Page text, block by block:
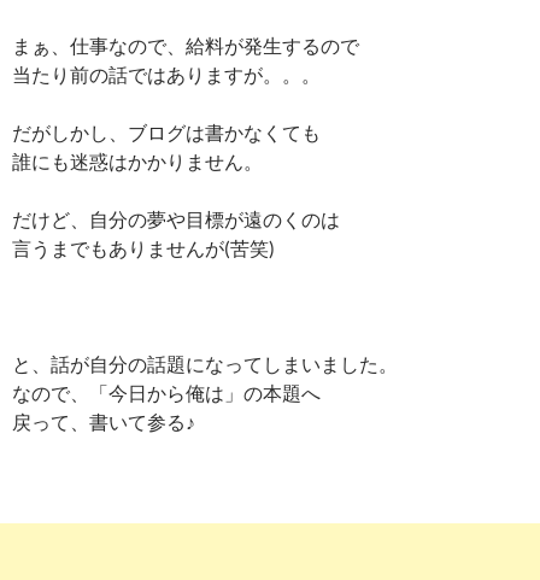
まぁ、仕事なので、給料が発生するので
当たり前の話ではありますが。。。
だがしかし、ブログは書かなくても
誰にも迷惑はかかりません。
だけど、自分の夢や目標が遠のくのは
言うまでもありませんが(苦笑)
と、話が自分の話題になってしまいました。
なので、「今日から俺は」の本題へ
戻って、書いて参る♪